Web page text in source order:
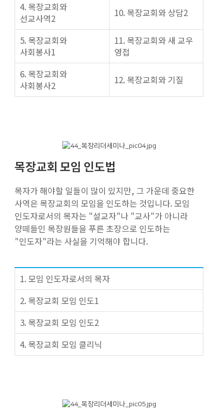
4. 목장교회와
선교사역2
10. 목장교회와 상담2
5. 목장교회와
사회봉사1
11. 목장교회와 새 교우
영접
6. 목장교회와
사회봉사2
12. 목장교회와 기질
목장교회 모임 인도법
목자가 해야할 일들이 많이 있지만, 그 가운데 중요한
사역은 목장교회의 모임을 인도하는 것입니다. 모임
인도자로서의 목자는 "설교자"나 "교사"가 아니라
양떼들인 목장원들을 푸른 초장으로 인도하는
"인도자"라는 사실을 기억해야 합니다.
1. 모임 인도자로서의 목자
2. 목장교회 모임 인도1
3. 목장교회 모임 인도2
4. 목장교회 모임 클리닉